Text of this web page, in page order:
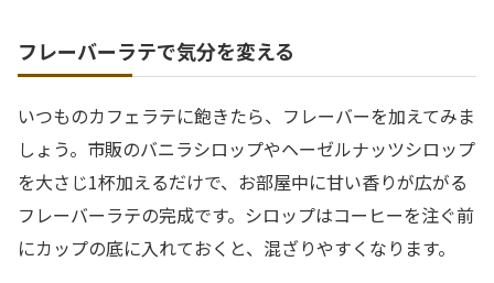
フレーバーラテで気分を変える
いつものカフェラテに飽きたら、フレーバーを加えてみま
しょう。市販のバニラシロップやヘーゼルナッツシロップ
を大さじ1杯加えるだけで、お部屋中に甘い香りが広がる
フレーバーラテの完成です。シロップはコーヒーを注ぐ前
にカップの底に入れておくと、混ざりやすくなります。